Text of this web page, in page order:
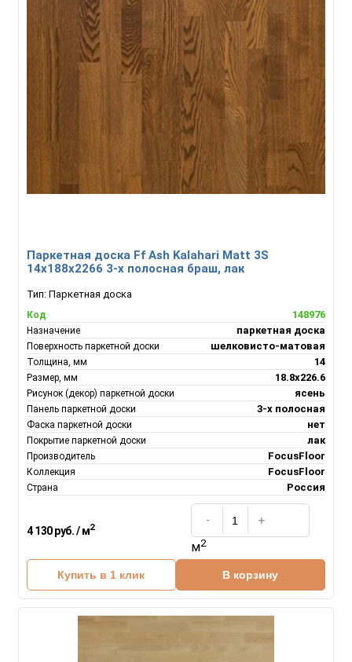
Паркетная доска Ff Ash Kalahari Matt 3S
14x188x2266 3-х полосная браш, лак
Тип: Паркетная доска
Код 148976
Назначение паркетная доска
Поверхность паркетной доски шелковисто-матовая
Толщина, мм 14
Размер, мм 18.8х226.6
Рисунок (декор) паркетной доски ясень
Панель паркетной доски 3-х полосная
Фаска паркетной доски нет
Покрытие паркетной доски лак
Производитель FocusFloor
Коллекция FocusFloor
Страна Россия
4 130 руб. / м2
м2
Купить в 1 клик В корзину